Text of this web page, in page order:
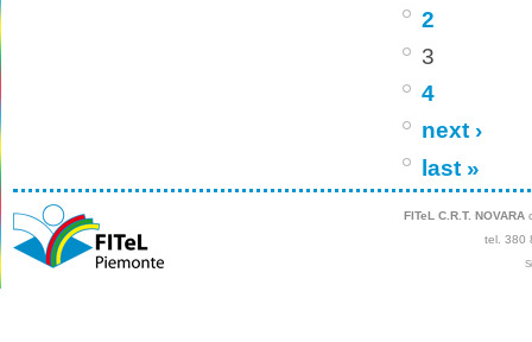
2
3
4
next ›
last »
FITeL C.R.T. NOVARA
tel. 380